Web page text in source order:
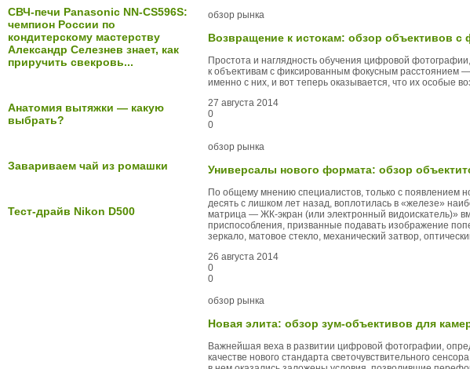
обзор рынка
Возвращение к истокам: обзор объективов
Простота и наглядность обучения цифровой
к объективам с фиксированным фокусным расстоянием
именно с них, и вот теперь оказывается, что их особые
27 августа 2014
0
0
обзор рынка
Универсалы нового формата: обзор
По общему мнению специалистов, только с появлением
десять с лишком лет назад, воплотилась в «железе»
матрица — ЖК-экран (или электронный видоискатель)»
приспособления, призванные подавать изображение
зеркало, матовое стекло, механический затвор,
26 августа 2014
0
0
обзор рынка
Новая элита: обзор зум-объективов для
Важнейшая веха в развитии цифровой фотографии,
качестве нового стандарта светочувствительного
СВЧ-печи Panasonic NN-CS596S:
чемпион России по
кондитерскому мастерству
Александр Селезнев знает, как
приручить свекровь...
Анатомия вытяжки — какую
выбрать?
Завариваем чай из ромашки
Тест-драйв Nikon D500